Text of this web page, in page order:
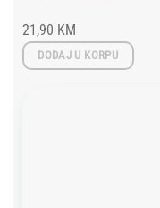
21,90 KM
DODAJ U KORPU